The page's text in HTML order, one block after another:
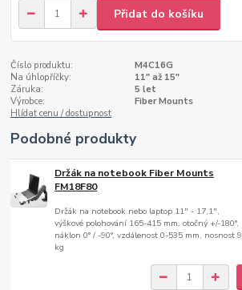
Přidat do košíku
Číslo produktu:
M4C16G
Na úhlopříčky:
11" až 15"
Záruka:
5 let
Výrobce:
Fiber Mounts
Hlídat cenu / dostupnost
Podobné produkty
Držák na notebook Fiber Mounts
FM18F80
Držák na notebook nebo laptop 11" - 17,1",
výškové polohování 165-415 mm, otočný +/-180°,
náklon 0° / -90°, vzdálenost 0-535 mm, nosnost 9
kg